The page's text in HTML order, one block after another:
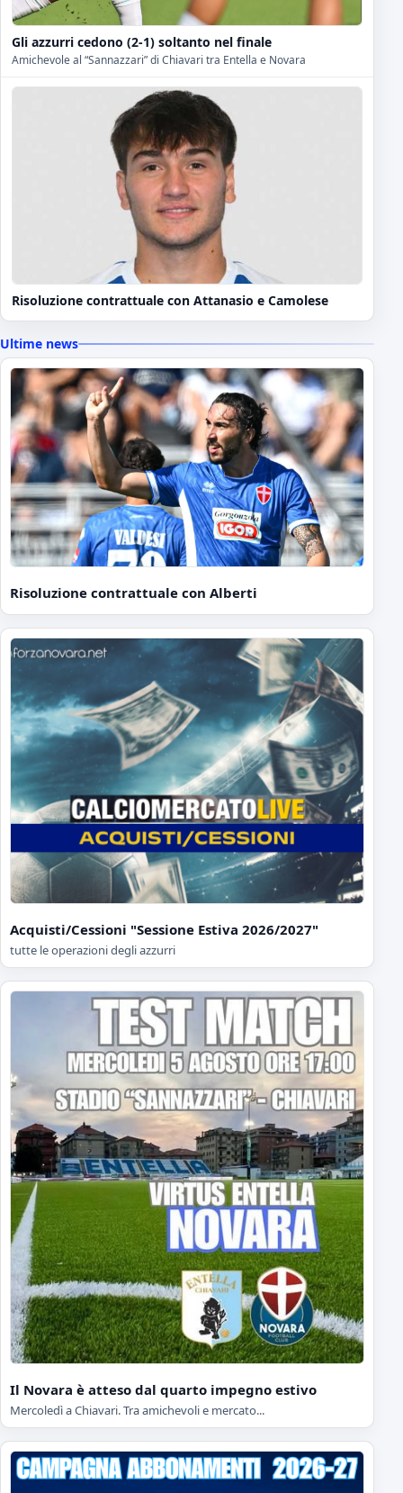
Gli azzurri cedono (2-1) soltanto nel finale
Amichevole al “Sannazzari” di Chiavari tra Entella e Novara
Risoluzione contrattuale con Attanasio e Camolese
Ultime news
Risoluzione contrattuale con Alberti
Acquisti/Cessioni "Sessione Estiva 2026/2027"
tutte le operazioni degli azzurri
Il Novara è atteso dal quarto impegno estivo
Mercoledì a Chiavari. Tra amichevoli e mercato...